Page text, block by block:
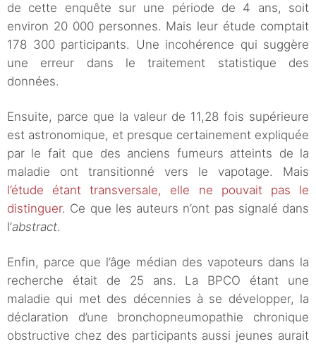
de cette enquête sur une période de 4 ans, soit
environ 20 000 personnes. Mais leur étude comptait
178 300 participants. Une incohérence qui suggère
une erreur dans le traitement statistique des
données.
Ensuite, parce que la valeur de 11,28 fois supérieure
est astronomique, et presque certainement expliquée
par le fait que des anciens fumeurs atteints de la
maladie ont transitionné vers le vapotage. Mais
l’étude étant transversale, elle ne pouvait pas le
distinguer. Ce que les auteurs n’ont pas signalé dans
l’abstract.
Enfin, parce que l’âge médian des vapoteurs dans la
recherche était de 25 ans. La BPCO étant une
maladie qui met des décennies à se développer, la
déclaration d’une bronchopneumopathie chronique
obstructive chez des participants aussi jeunes aurait